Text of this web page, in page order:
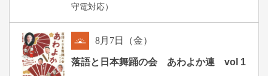
守電対応）
8月 7日（金）
落語と日本舞踊の会 あわよか連 vol 1